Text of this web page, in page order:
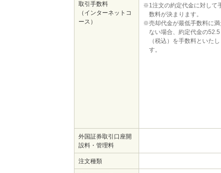
取引手数料
（インターネットコ
ース）
※1注文の約定代金に対して
数料が決まります。
※売却代金が最低手数料に満
ない場合、約定代金の
（税込）を手数料といた
す。
外国証券取引口座開
設料・管理料
注文種類